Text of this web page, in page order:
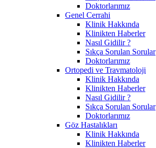
Doktorlarımız
Genel Cerrahi
Klinik Hakkında
Klinikten Haberler
Nasıl Gidilir ?
Sıkça Sorulan Sorular
Doktorlarımız
Ortopedi ve Travmatoloji
Klinik Hakkında
Klinikten Haberler
Nasıl Gidilir ?
Sıkça Sorulan Sorular
Doktorlarımız
Göz Hastalıkları
Klinik Hakkında
Klinikten Haberler